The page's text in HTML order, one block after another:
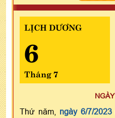
LỊCH DƯƠNG
6
Tháng 7
Thứ năm, ngày 6/7/2023